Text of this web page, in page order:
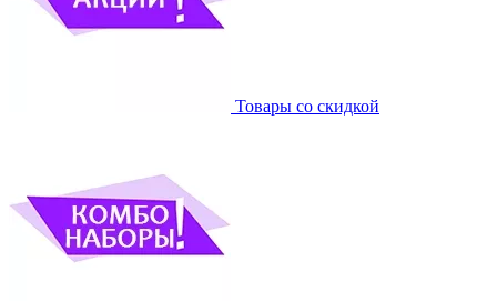
Товары со скидкой